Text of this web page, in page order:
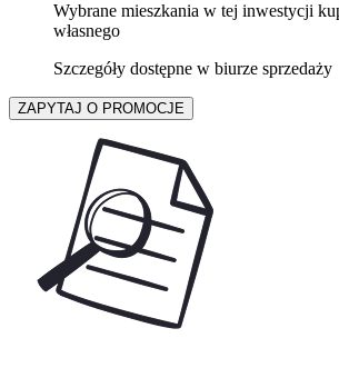
Wybrane mieszkania w tej inwestycji
własnego
Szczegóły dostępne w biurze sprzedaży
ZAPYTAJ O PROMOCJE